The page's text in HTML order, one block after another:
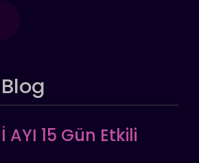
AYI 15 Gün Etkili